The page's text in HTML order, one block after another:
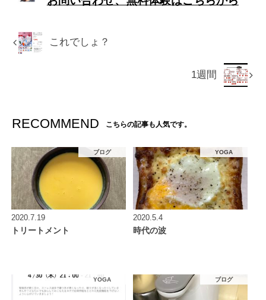
これでしょ？
1週間
RECOMMEND こちらの記事も人気です。
ブログ
2020.7.19
トリートメント
YOGA
2020.5.4
時代の波
YOGA ブログ